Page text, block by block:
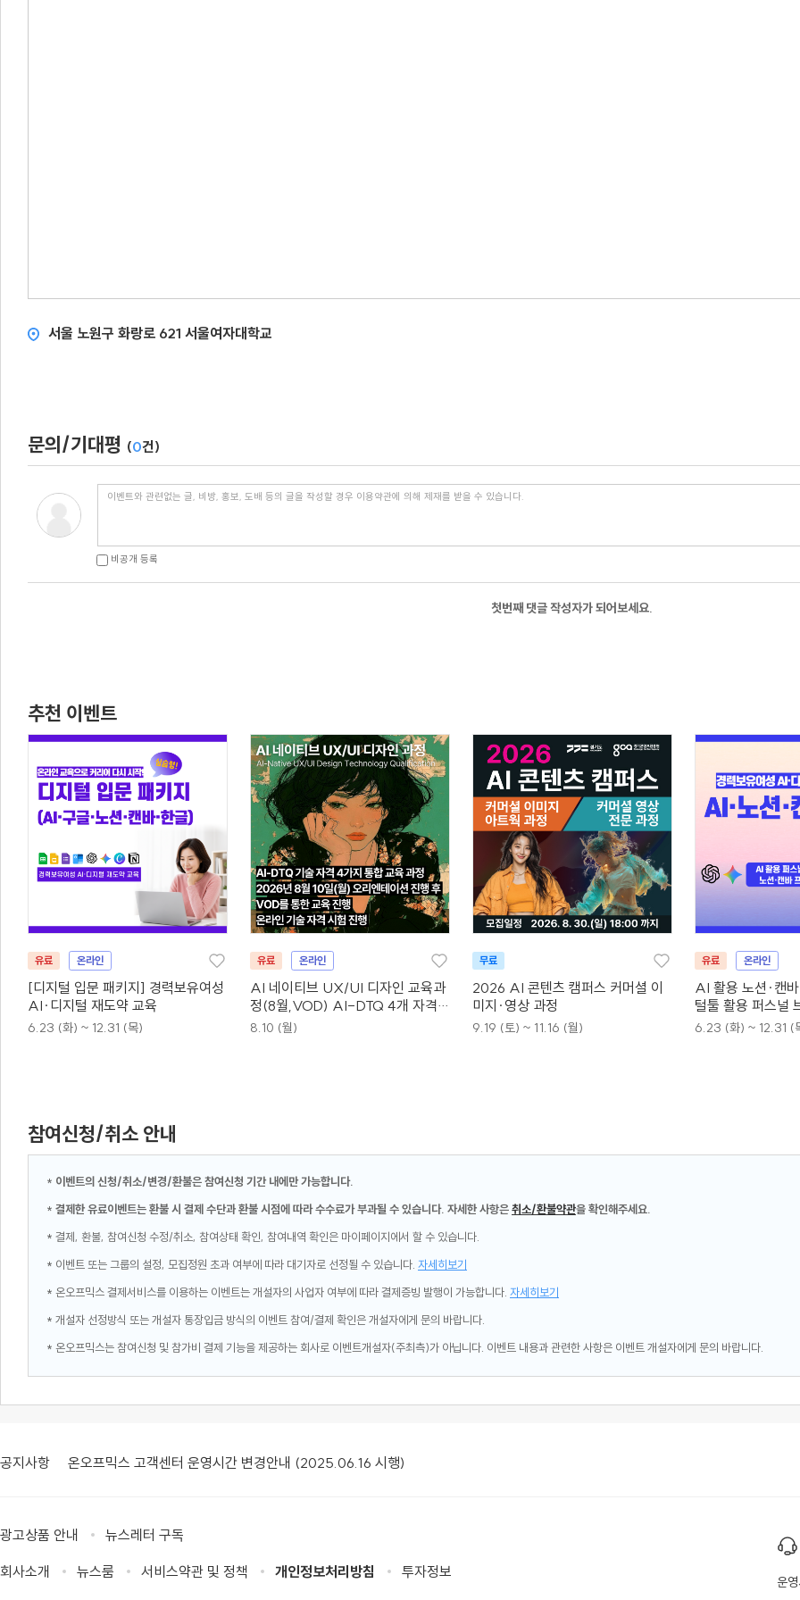
서울 노원구 화랑로 621 서울여자대학교
문의/기대평 (0건)
비공개 등록
첫번째 댓글 작성자가 되어보세요.
추천 이벤트
유료 온라인
[디지털 입문 패키지] 경력보유여성
AI·디지털 재도약 교육
6.23 (화) ~ 12.31 (목)
유료 온라인
AI 네이티브 UX/UI 디자인 교육과
정(8월,VOD) AI-DTQ 4개 자격증
동시취득
8.10 (월)
무료
2026 AI 콘텐츠 캠퍼스 커머셜 이
미지·영상 과정
9.19 (토) ~ 11.16 (월)
유료 온라인
AI 활용 노션·캔
털툴 활용 퍼스널
6.23 (화) ~ 12.31 (
참여신청/취소 안내
* 이벤트의 신청/취소/변경/환불은 참여신청 기간 내에만 가능합니다.
* 결제한 유료이벤트는 환불 시 결제 수단과 환불 시점에 따라 수수료가 부과될 수 있습니다. 자세한 사항은취소/환불약관을 확인해주세요.
* 결제, 환불, 참여신청 수정/취소, 참여상태 확인, 참여내역 확인은 마이페이지에서 할 수 있습니다.
* 이벤트 또는 그룹의 설정, 모집정원 초과 여부에 따라 대기자로 선정될 수 있습니다. 자세히보기
* 온오프믹스 결제서비스를 이용하는 이벤트는 개설자의 사업자 여부에 따라 결제증빙 발행이 가능합니다. 자세히보기
* 개설자 선정방식 또는 개설자 통장입금 방식의 이벤트 참여/결제 확인은 개설자에게 문의 바랍니다.
* 온오프믹스는 참여신청 및 참가비 결제 기능을 제공하는 회사로 이벤트개설자(주최측)가 아닙니다. 이벤트 내용과 관련한 사항은 이벤트 개설자에게 문의 바랍니다.
공지사항 온오프믹스 고객센터 운영시간 변경안내 (2025.06.16 시행)
광고상품 안내 뉴스레터 구독
회사소개 뉴스룸 서비스약관 및 정책 개인정보처리방침 투자정보
운